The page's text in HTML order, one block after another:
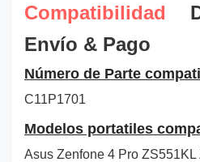
Compatibilidad
Envío & Pago
Número de Parte
C11P1701
Modelos portatiles
Asus Zenfone 4 Pro ZS551KL